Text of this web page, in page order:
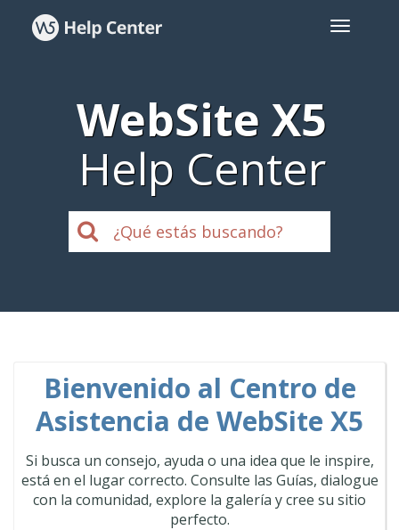
WebSite X5
Help Center
Bienvenido al Centro de
Asistencia de WebSite X5
Si busca un consejo, ayuda o una idea que le inspire,
está en el lugar correcto. Consulte las Guías, dialogue
con la comunidad, explore la galería y cree su sitio
perfecto.